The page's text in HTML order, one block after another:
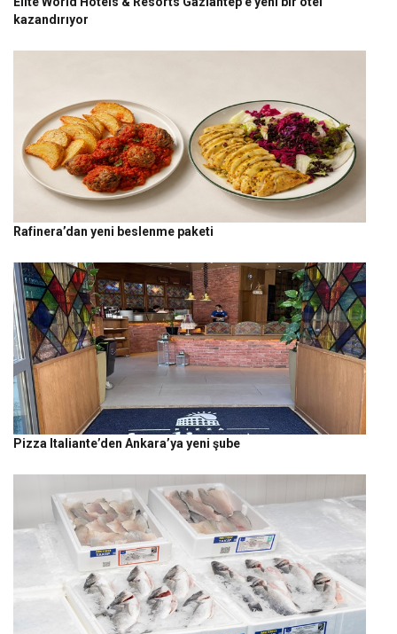
kazandırıyor
Rafinera’dan yeni beslenme paketi
Pizza Italiante’den Ankara’ya yeni şube